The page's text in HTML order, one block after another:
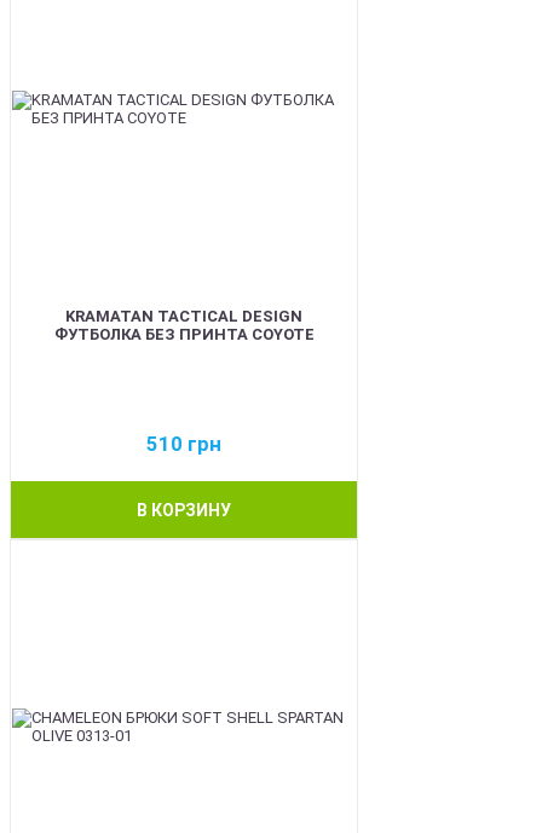
KRAMATAN TACTICAL DESIGN
ФУТБОЛКА БЕЗ ПРИНТА COYOTE
510 грн
В КОРЗИНУ